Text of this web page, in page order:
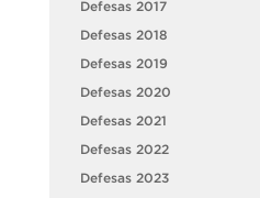
Defesas 2017
Defesas 2018
Defesas 2019
Defesas 2020
Defesas 2021
Defesas 2022
Defesas 2023